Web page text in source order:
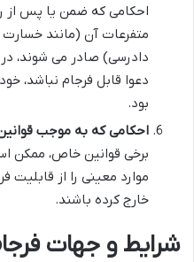
احکامی که ضمن یا پس از
متفرعات آن (مانند خسارت
دادرسی) صادر می شوند،
دعوا قابل فرجام نباشد،
بود.
احکامی که به موجب
برخی قوانین خاص، ممکن
موارد معینی را از قابلیت
خارج کرده باشند.
شرایط و جهات